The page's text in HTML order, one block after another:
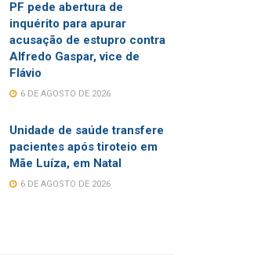
PF pede abertura de
inquérito para apurar
acusação de estupro contra
Alfredo Gaspar, vice de
Flávio
6 DE AGOSTO DE 2026
Unidade de saúde transfere
pacientes após tiroteio em
Mãe Luíza, em Natal
6 DE AGOSTO DE 2026